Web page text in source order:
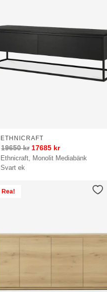
Ethnicraft, Monolit Mediabänk
Svart ek
ETHNICRAFT
19650kr 17685 kr
Rea!